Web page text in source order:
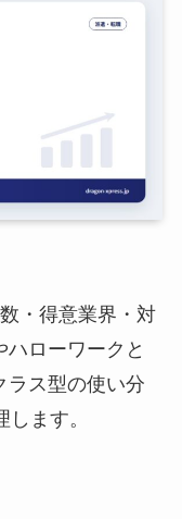
・得意業界・対
ローワークと
ラス型の使い分
ます。